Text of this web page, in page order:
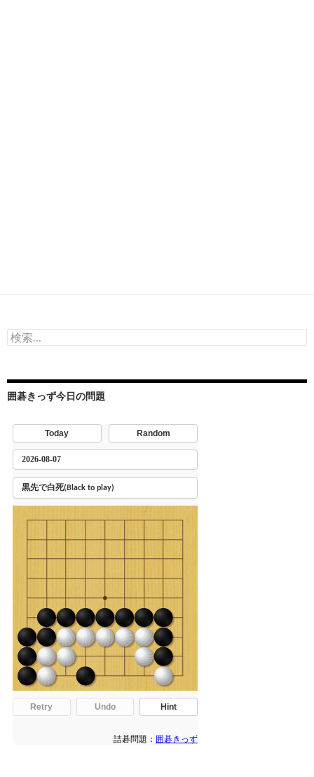
検
索:
囲碁きっず今日の問題